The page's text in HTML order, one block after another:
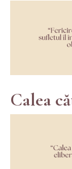
Calea